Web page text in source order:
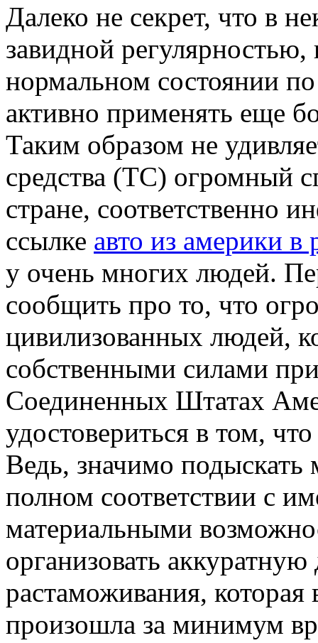
Далеко не секрет, что в
завидной
нормальном состоянии
активно применять еще
Таким образом не
средства (ТС) огромный
стране, соответственно
ссылке авто из америки в
у очень многих людей.
сообщить про то, что
цивилизованных людей,
собственными силами
Соединенных Штатах
удостовериться в том,
Ведь, значимо
полном соответствии с
материальными
организовать
растаможивания, которая
произошла за минимум